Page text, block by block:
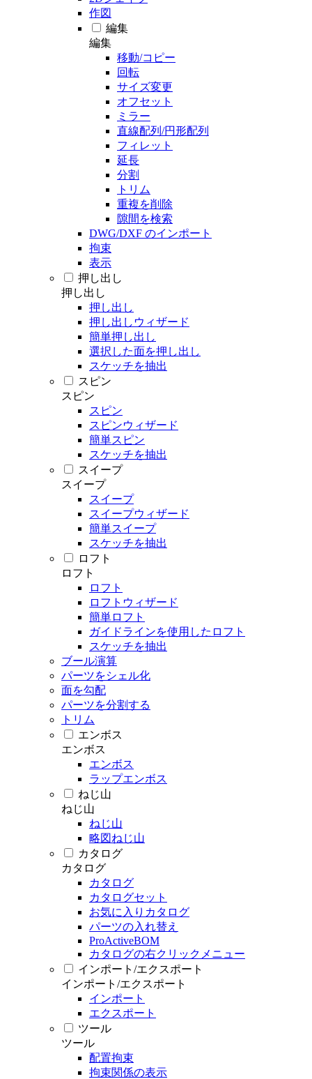
作図
編集
編集
移動/コピー
回転
サイズ変更
オフセット
ミラー
直線配列/円形配列
フィレット
延長
分割
トリム
重複を削除
隙間を検索
DWG/DXF のインポート
拘束
表示
押し出し
押し出し
押し出し
押し出しウィザード
簡単押し出し
選択した面を押し出し
スケッチを抽出
スピン
スピン
スピン
スピンウィザード
簡単スピン
スケッチを抽出
スイープ
スイープ
スイープ
スイープウィザード
簡単スイープ
スケッチを抽出
ロフト
ロフト
ロフト
ロフトウィザード
簡単ロフト
ガイドラインを使用したロフト
スケッチを抽出
ブール演算
パーツをシェル化
面を勾配
パーツを分割する
トリム
エンボス
エンボス
エンボス
ラップエンボス
ねじ山
ねじ山
ねじ山
略図ねじ山
カタログ
カタログ
カタログ
カタログセット
お気に入りカタログ
パーツの入れ替え
ProActiveBOM
カタログの右クリックメニュー
インポート/エクスポート
インポート/エクスポート
インポート
エクスポート
ツール
ツール
配置拘束
拘束関係の表示